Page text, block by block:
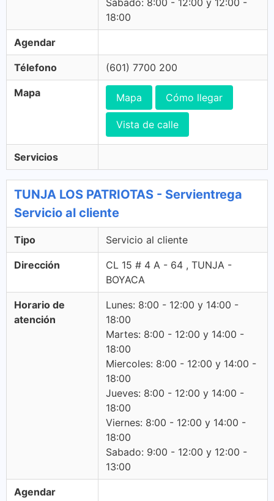
Sabado: 8:00 - 12:00 y 12:00 -
18:00
Agendar
Télefono (601) 7700 200
Mapa Mapa Cómo llegar
Vista de calle
Servicios
TUNJA LOS PATRIOTAS - Servientrega
Servicio al cliente
Tipo Servicio al cliente
Dirección
CL 15 # 4 A - 64 , TUNJA -
BOYACA
Horario de
atención
Lunes: 8:00 - 12:00 y 14:00 -
18:00
Martes: 8:00 - 12:00 y 14:00 -
18:00
Miercoles: 8:00 - 12:00 y 14:00 -
18:00
Jueves: 8:00 - 12:00 y 14:00 -
18:00
Viernes: 8:00 - 12:00 y 14:00 -
18:00
Sabado: 9:00 - 12:00 y 12:00 -
13:00
Agendar